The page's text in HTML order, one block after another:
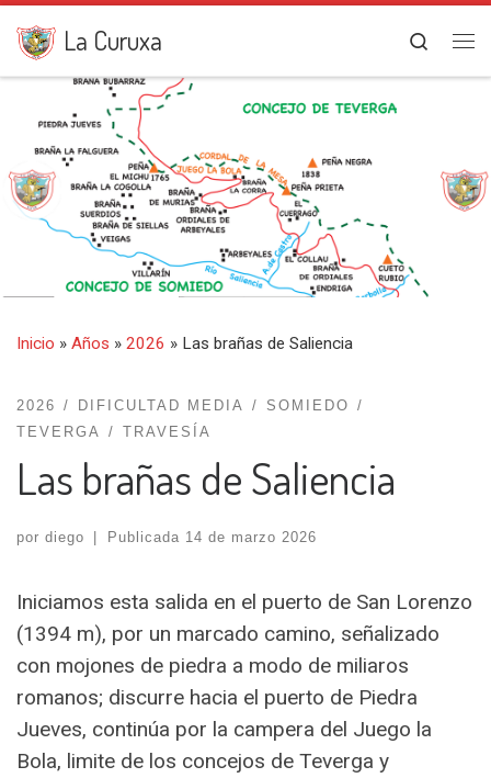
Saltar al contenido
La Curuxa
Search
Inicio » Años » 2026 » Las brañas de Saliencia
2026 DIFICULTAD MEDIA
SOMIEDO
TEVERGA
TRAVESÍA
Las brañas de Saliencia
por diego Publicada 14 de marzo 2026
Iniciamos esta salida en el puerto de San Lorenzo
(1394 m), por un marcado camino, señalizado
con mojones de piedra a modo de miliaros
romanos; discurre hacia el puerto de Piedra
Jueves, continúa por la campera del Juego la
Bola, limite de los concejos de Teverga y